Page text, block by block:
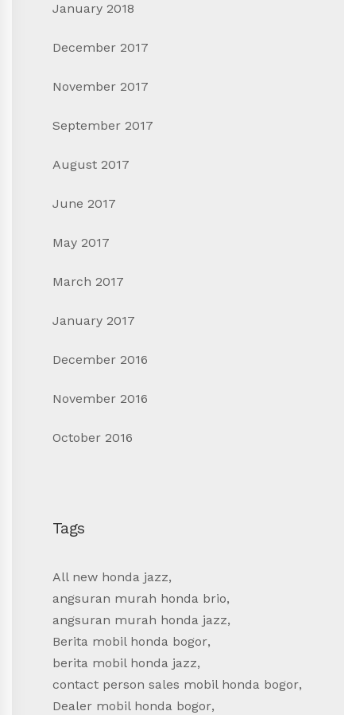
January 2018
December 2017
November 2017
September 2017
August 2017
June 2017
May 2017
March 2017
January 2017
December 2016
November 2016
October 2016
Tags
All new honda jazz,
angsuran murah honda brio,
angsuran murah honda jazz,
Berita mobil honda bogor,
berita mobil honda jazz,
contact person sales mobil honda bogor,
Dealer mobil honda bogor,